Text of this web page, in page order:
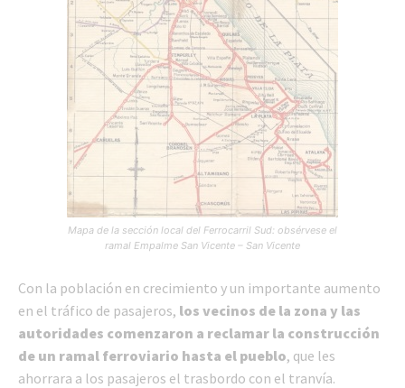
Mapa de la sección local del Ferrocarril Sud: obsérvese el
ramal Empalme San Vicente – San Vicente
Con la población en crecimiento y un importante aumento
en el tráfico de pasajeros, los vecinos de la zona y las
autoridades comenzaron a reclamar la construcción
de un ramal ferroviario hasta el pueblo, que les
ahorrara a los pasajeros el trasbordo con el tranvía.